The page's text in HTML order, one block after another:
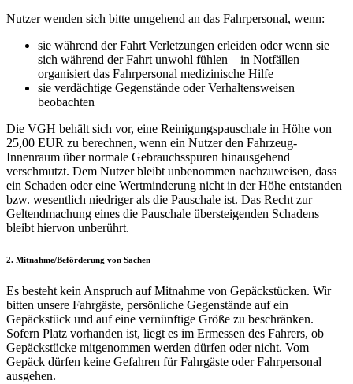
Nutzer wenden sich bitte umgehend an das Fahrpersonal, wenn:
sie während der Fahrt Verletzungen erleiden oder wenn sie
sich während der Fahrt unwohl fühlen – in Notfällen
organisiert das Fahrpersonal medizinische Hilfe
sie verdächtige Gegenstände oder Verhaltensweisen
beobachten
Die VGH behält sich vor, eine Reinigungspauschale in Höhe von
25,00 EUR zu berechnen, wenn ein Nutzer den Fahrzeug-
Innenraum über normale Gebrauchsspuren hinausgehend
verschmutzt. Dem Nutzer bleibt unbenommen nachzuweisen, dass
ein Schaden oder eine Wertminderung nicht in der Höhe entstanden
bzw. wesentlich niedriger als die Pauschale ist. Das Recht zur
Geltendmachung eines die Pauschale übersteigenden Schadens
bleibt hiervon unberührt.
2. Mitnahme/Beförderung von Sachen
Es besteht kein Anspruch auf Mitnahme von Gepäckstücken. Wir
bitten unsere Fahrgäste, persönliche Gegenstände auf ein
Gepäckstück und auf eine vernünftige Größe zu beschränken.
Sofern Platz vorhanden ist, liegt es im Ermessen des Fahrers, ob
Gepäckstücke mitgenommen werden dürfen oder nicht. Vom
Gepäck dürfen keine Gefahren für Fahrgäste oder Fahrpersonal
ausgehen.